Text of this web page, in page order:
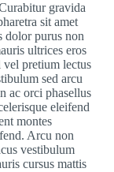
gravida
sit amet
dolor purus non
ultrices eros
vel pretium lectus
sed arcu
ac orci phasellus
eleifend
montes
Arcu non
vestibulum
cursus mattis